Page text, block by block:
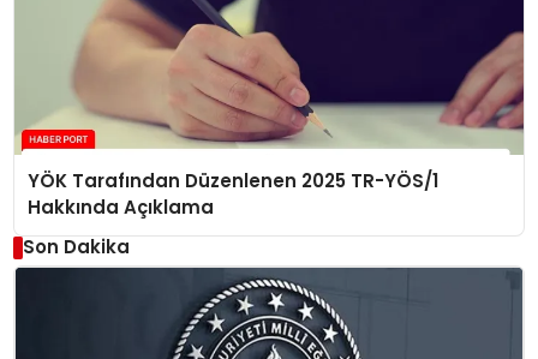
YÖK Tarafından Düzenlenen 2025 TR-YÖS/1
Hakkında Açıklama
Son Dakika